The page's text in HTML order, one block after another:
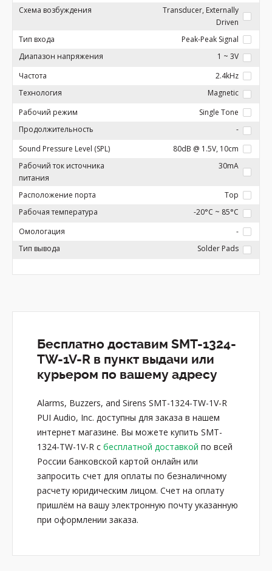
Схема возбуждения
Transducer, Externally
Driven
Тип входа
Peak-Peak Signal
Диапазон напряжения
1 ~ 3V
Частота
2.4kHz
Технология
Magnetic
Рабочий режим
Single Tone
Продолжительность
-
Sound Pressure Level (SPL)
80dB @ 1.5V, 10cm
Рабочий ток источника
питания
30mA
Расположение порта
Top
Рабочая температура
-20°C ~ 85°C
Омологация
-
Тип вывода
Solder Pads
Бесплатно доставим SMT-1324-
TW-1V-R в пункт выдачи или
курьером по вашему адресу
Alarms, Buzzers, and Sirens SMT-1324-TW-1V-R
PUI Audio, Inc. доступны для заказа в нашем
интернет магазине. Вы можете купить SMT-
1324-TW-1V-R с бесплатной доставкой по всей
России банковской картой онлайн или
запросить счет для оплаты по безналичному
расчету юридическим лицом. Счет на оплату
пришлём на вашу электронную почту указанную
при оформлении заказа.